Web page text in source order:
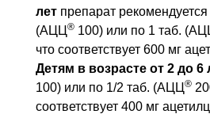
лет препарат
(АЦЦ ® 100) или по 1 таб.
что соответствует 600 мг
Детям в возрасте от 2 до 6
100) или по 1/2 таб. (АЦЦ ®
соответствует 400 мг